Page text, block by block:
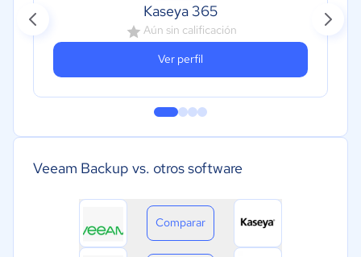
Kaseya 365
Aún sin calificación
Ver perfil
Veeam Backup vs. otros software
Comparar